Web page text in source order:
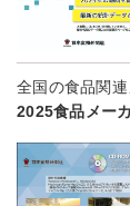
全国の食品関
2025食品メー